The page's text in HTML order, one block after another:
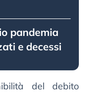
pandemia
e decessi
del debito